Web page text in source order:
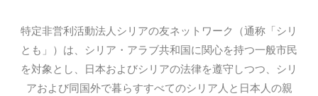
特定非営利活動法人シリアの友ネットワーク（通称「シリ
とも」）は、シリア・アラブ共和国に関心を持つ一般市民
を対象とし、日本およびシリアの法律を遵守しつつ、シリ
アおよび同国外で暮らすすべてのシリア人と日本人の親